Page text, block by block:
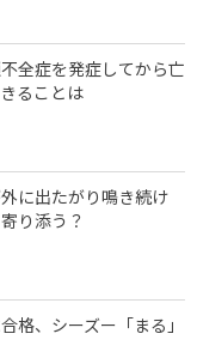
全症を発症してから亡
ることは
に出たがり鳴き続け
り添う？
格、シーズー「まる」